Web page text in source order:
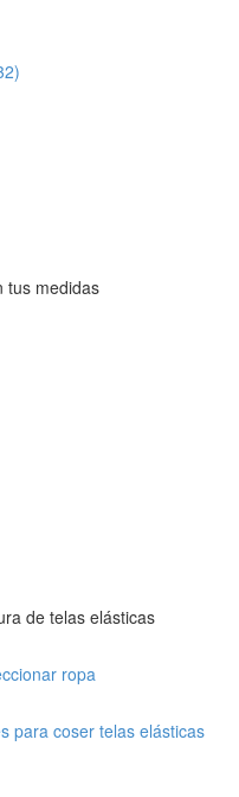
tus medidas
de telas elásticas
ropa
para coser telas elásticas